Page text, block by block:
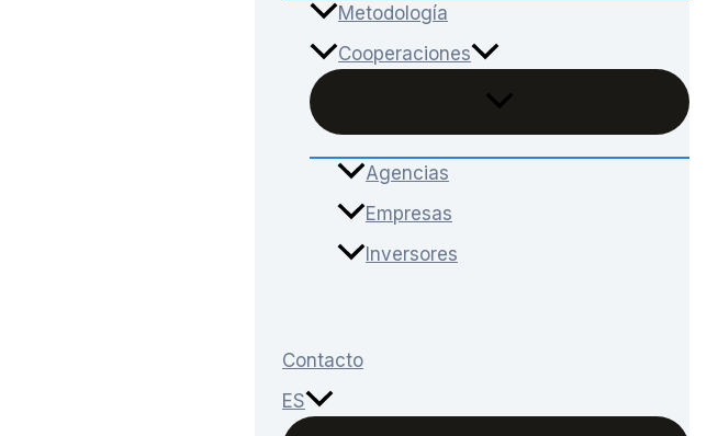
Metodología
Cooperaciones
Agencias
Empresas
Inversores
Contacto
ES